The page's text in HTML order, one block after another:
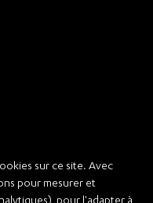
sur ce site. Avec
pour mesurer et
pour l'adapter à